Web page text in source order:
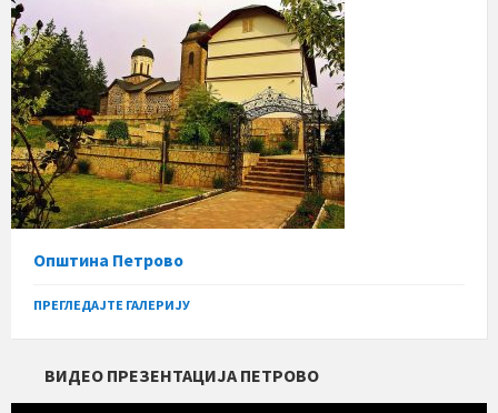
Општина Петрово
ПРЕГЛЕДАЈТЕ ГАЛЕРИЈУ
ВИДЕО ПРЕЗЕНТАЦИЈА ПЕТРОВО